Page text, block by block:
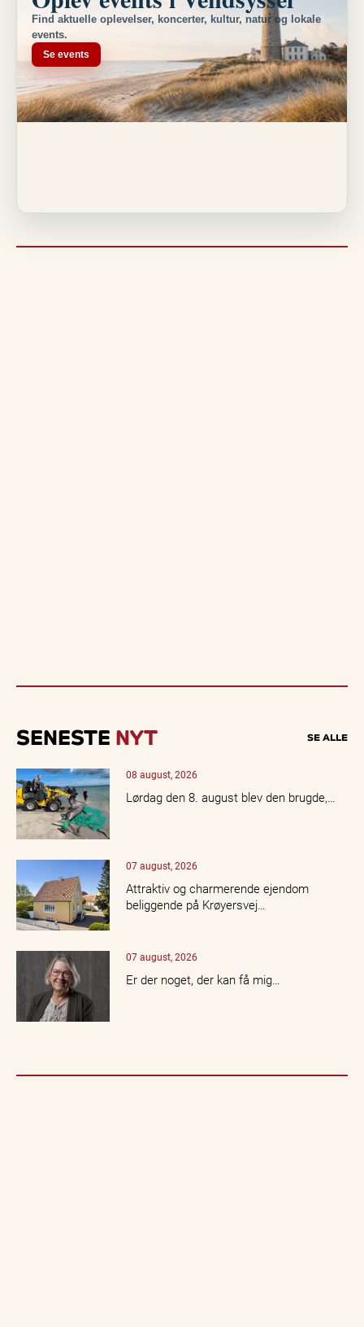
Find aktuelle oplevelser, koncerter, kultur, natur og lokale
events.
Se events
SENESTE NYT SE ALLE
08 august, 2026
Lørdag den 8. august blev den brugde,…
07 august, 2026
Attraktiv og charmerende ejendom
beliggende på Krøyersvej…
07 august, 2026
Er der noget, der kan få mig…